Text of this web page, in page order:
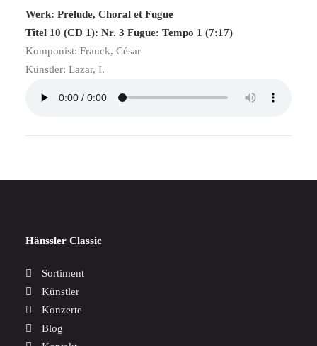
Werk: Prélude, Choral et Fugue
Titel 10 (CD 1): Nr. 3 Fugue: Tempo 1 (7:17)
Komponist: Franck, César
Künstler: Lazar, I.
Hänssler Classic
Sortiment
Künstler
Konzerte
Blog